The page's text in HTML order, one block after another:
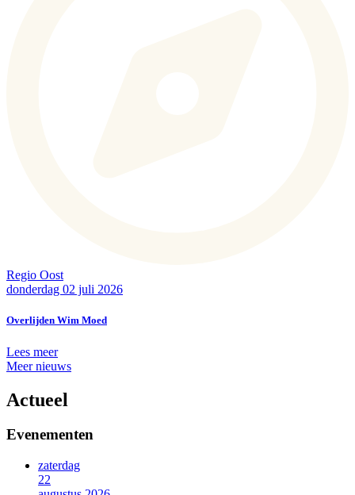
Regio Oost
donderdag 02 juli 2026
Overlijden Wim Moed
Lees meer
Meer nieuws
Actueel
Evenementen
zaterdag
22